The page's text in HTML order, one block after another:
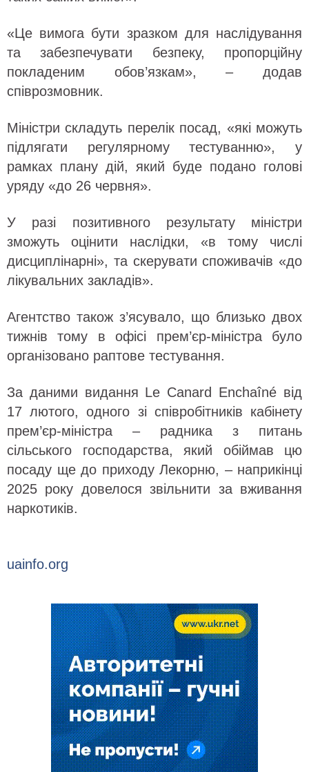
«Це вимога бути зразком для наслідування
та забезпечувати безпеку, пропорційну
покладеним обов’язкам», – додав
співрозмовник.
Міністри складуть перелік посад, «які можуть
підлягати регулярному тестуванню», у
рамках плану дій, який буде подано голові
уряду «до 26 червня».
У разі позитивного результату міністри
зможуть оцінити наслідки, «в тому числі
дисциплінарні», та скерувати споживачів «до
лікувальних закладів».
Агентство також з’ясувало, що близько двох
тижнів тому в офісі прем’єр-міністра було
організовано раптове тестування.
За даними видання Le Canard Enchaîné від
17 лютого, одного зі співробітників кабінету
прем’єр-міністра – радника з питань
сільського господарства, який обіймав цю
посаду ще до приходу Лекорню, – наприкінці
2025 року довелося звільнити за вживання
наркотиків.
uainfo.org